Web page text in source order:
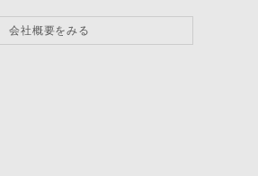
会社概要をみる